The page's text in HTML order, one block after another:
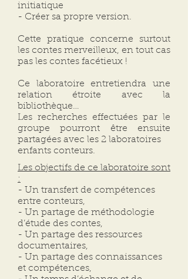
initiatique
- Créer sa propre version.
Cette pratique concerne surtout
les contes merveilleux, en tout cas
pas les contes facétieux !
Ce laboratoire entretiendra une
relation étroite avec la
bibliothèque…
Les recherches effectuées par le
groupe pourront être ensuite
partagées avec les 2 laboratoires
enfants conteurs.
Les objectifs de ce laboratoire sont
:
- Un transfert de compétences
entre conteurs,
- Un partage de méthodologie
d’étude des contes,
- Un partage des ressources
documentaires,
- Un partage des connaissances
et compétences,